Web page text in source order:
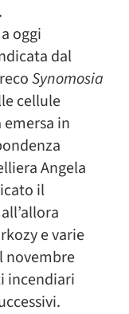
oggi
dal
Synomosia
cellule
in
Angela
il
e varie
novembre
incendiari